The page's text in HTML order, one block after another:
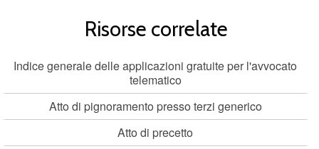
Risorse correlate
Indice generale delle applicazioni gratuite per l'avvocato
telematico
Atto di pignoramento presso terzi generico
Atto di precetto